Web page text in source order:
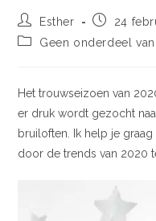
Esther
24
Geen onderdeel
Het trouwseizoen van
er druk wordt gezocht
bruiloften. Ik help je
door de trends van 2020